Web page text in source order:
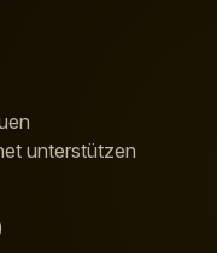
unterstützen